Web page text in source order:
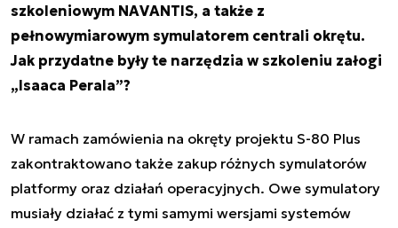
szkoleniowym NAVANTIS, a także z
pełnowymiarowym symulatorem centrali okrętu.
Jak przydatne były te narzędzia w szkoleniu załogi
„Isaaca Perala”?
W ramach zamówienia na okręty projektu S-80 Plus
zakontraktowano także zakup różnych symulatorów
platformy oraz działań operacyjnych. Owe symulatory
musiały działać z tymi samymi wersjami systemów